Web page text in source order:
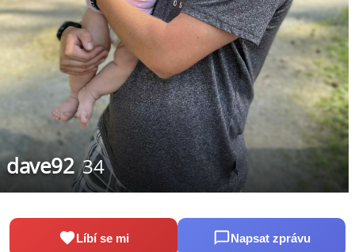
dave92 34
Líbí se mi Napsat zprávu